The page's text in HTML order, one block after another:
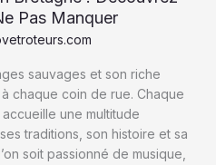
Pas Manquer
sauvages et son riche
chaque coin de rue. Chaque
une multitude
traditions, son histoire et sa
soit passionné de musique,